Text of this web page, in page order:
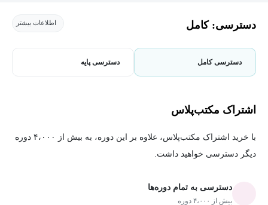
دسترسی: کامل اطلاعات بیشتر
دسترسی کامل دسترسی پایه
اشتراک مکتب‌پلاس
با خرید اشتراک مکتب‌پلاس، علاوه بر این دوره، به بیش از ۴،۰۰۰ دوره
دیگر دسترسی خواهید داشت.
دسترسی به تمام دوره‌ها
بیش از ۴،۰۰۰ دوره